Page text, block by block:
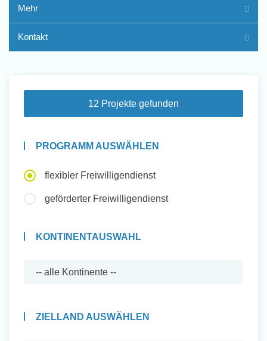
Auslandserfahrung Sammeln
und Sozial Engagieren
Initiativbewerbung
Mehr
Kontakt
12 Projekte gefunden
PROGRAMM AUSWÄHLEN
flexibler Freiwilligendienst
geförderter Freiwilligendienst
KONTINENTAUSWAHL
ZIELLAND AUSWÄHLEN